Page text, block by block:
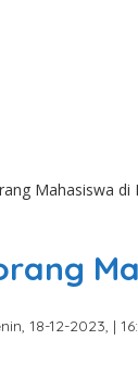
Mahasiswa
18-12-2023, |